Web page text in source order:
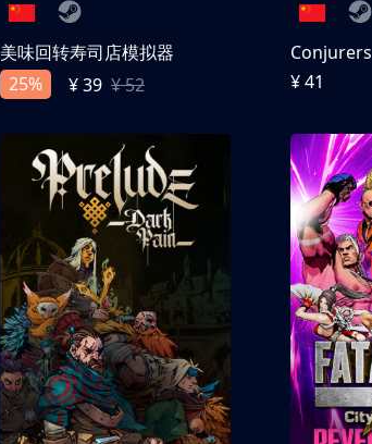
美味回转寿司店模拟器
25%
¥ 39 ¥ 52
Conjurers
¥ 41